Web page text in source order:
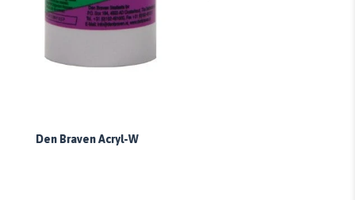
Den Braven Acryl-W